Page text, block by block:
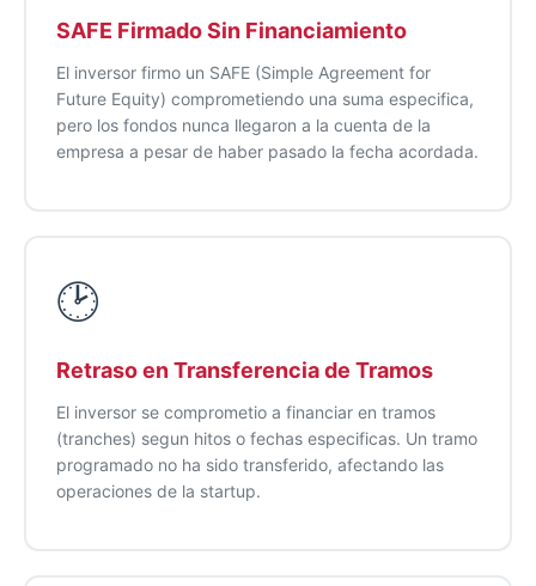
SAFE Firmado Sin Financiamiento
El inversor firmo un SAFE (Simple Agreement for
Future Equity) comprometiendo una suma especifica,
pero los fondos nunca llegaron a la cuenta de la
empresa a pesar de haber pasado la fecha acordada.
🕑
Retraso en Transferencia de Tramos
El inversor se comprometio a financiar en tramos
(tranches) segun hitos o fechas especificas. Un tramo
programado no ha sido transferido, afectando las
operaciones de la startup.